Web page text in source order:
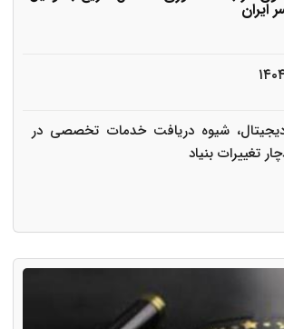
شیوه دریافت خدمات تخصصی در
تغییرات بنیاد